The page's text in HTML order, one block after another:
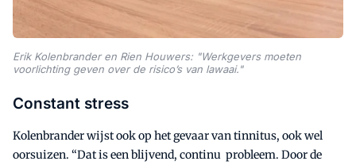
Erik Kolenbrander en Rien Houwers: "Werkgevers moeten
voorlichting geven over de risico’s van lawaai."
Constant stress
Kolenbrander wijst ook op het gevaar van tinnitus, ook wel
oorsuizen. “Dat is een blijvend, continu probleem. Door de